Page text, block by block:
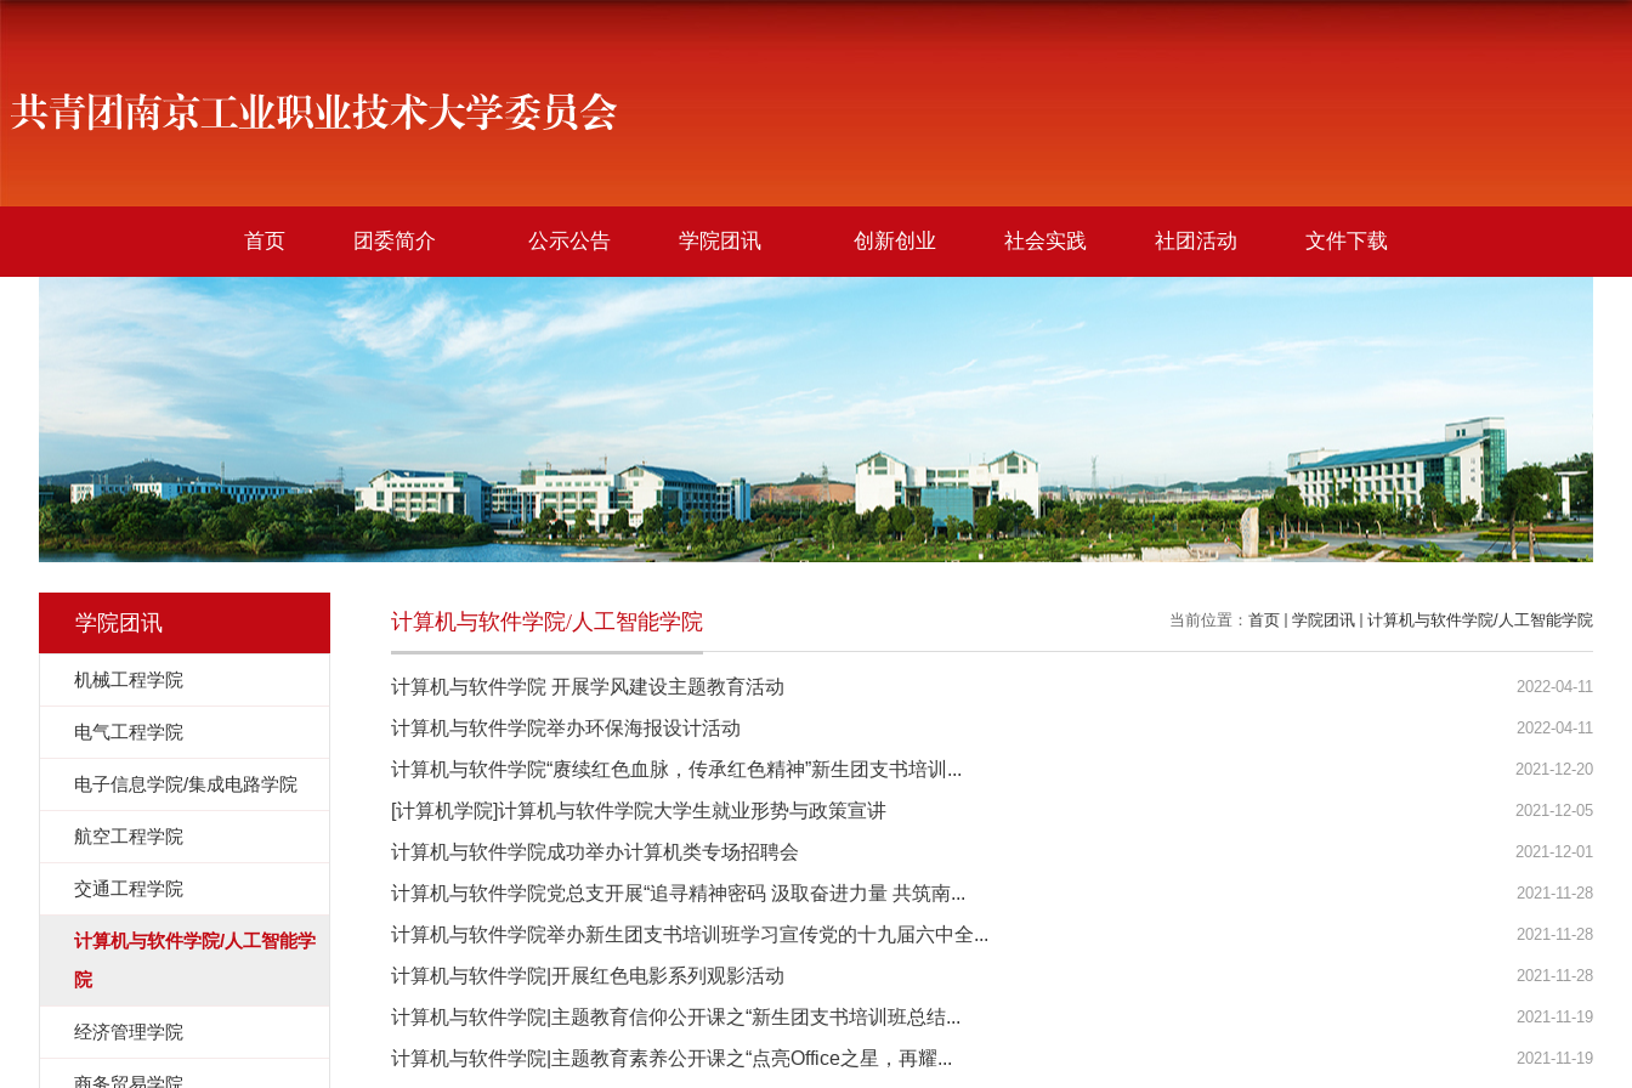
首页 团委简介 公示公告 学院团讯 创新创业 社会实践 社团活动 文件下载
学院团讯
机械工程学院
电气工程学院
电子信息学院/集成电路学院
航空工程学院
交通工程学院
计算机与软件学院/人工智能学
院
经济管理学院
商务贸易学院
当前位置： 首页 学院团讯 计算机与软件学院/人工智能学院
计算机与软件学院/人工智能学院
计算机与软件学院 开展学风建设主题教育活动 2022-04-11
计算机与软件学院举办环保海报设计活动 2022-04-11
计算机与软件学院“赓续红色血脉，传承红色精神”新生团支书培训... 2021-12-20
[计算机学院]计算机与软件学院大学生就业形势与政策宣讲 2021-12-05
计算机与软件学院成功举办计算机类专场招聘会 2021-12-01
计算机与软件学院党总支开展“追寻精神密码 汲取奋进力量 共筑南... 2021-11-28
计算机与软件学院举办新生团支书培训班学习宣传党的十九届六中全... 2021-11-28
计算机与软件学院|开展红色电影系列观影活动 2021-11-28
计算机与软件学院|主题教育信仰公开课之“新生团支书培训班总结... 2021-11-19
计算机与软件学院|主题教育素养公开课之“点亮Office之星，再耀... 2021-11-19